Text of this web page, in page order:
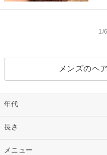
1/
メンズのヘ
年代
指定なし
10代
長さ
指定なし
メニュー